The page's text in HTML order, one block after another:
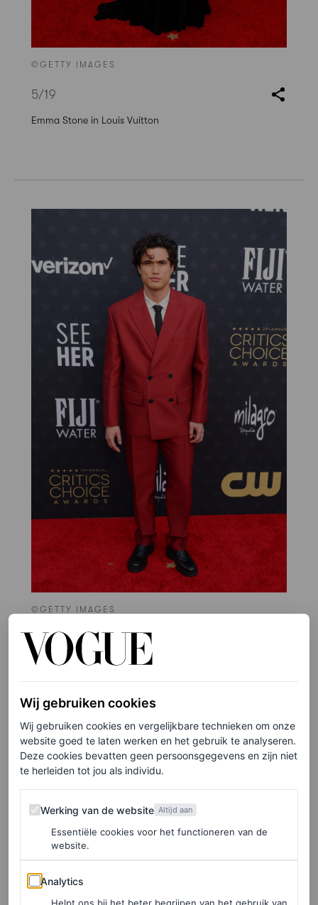
©GETTY IMAGES
5/19
Emma Stone in Louis Vuitton
©GETTY IMAGES
6 /19
Charles Melton in Valentino
Wij gebruiken cookies
Wij gebruiken cookies en vergelijkbare technieken om onze
website goed te laten werken en het gebruik te analyseren.
Deze cookies bevatten geen persoonsgegevens en zijn niet
te herleiden tot jou als individu.
Werking van de website
Werking van de website Altijd aan
Essentiële cookies voor het functioneren van de
website.
Analytics
Analytics